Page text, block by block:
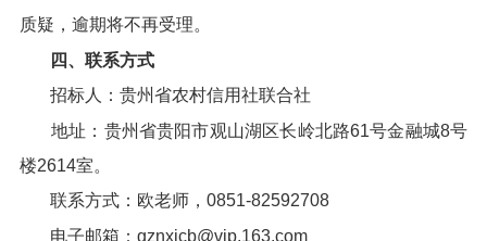
质疑，逾期将不再受理。
四、联系方式
招标人：贵州省农村信用社联合社
地址：贵州省贵阳市观山湖区长岭北路61号金融城8号
楼2614室。
联系方式：欧老师，0851-82592708
电子邮箱：gznxjcb@vip.163.com